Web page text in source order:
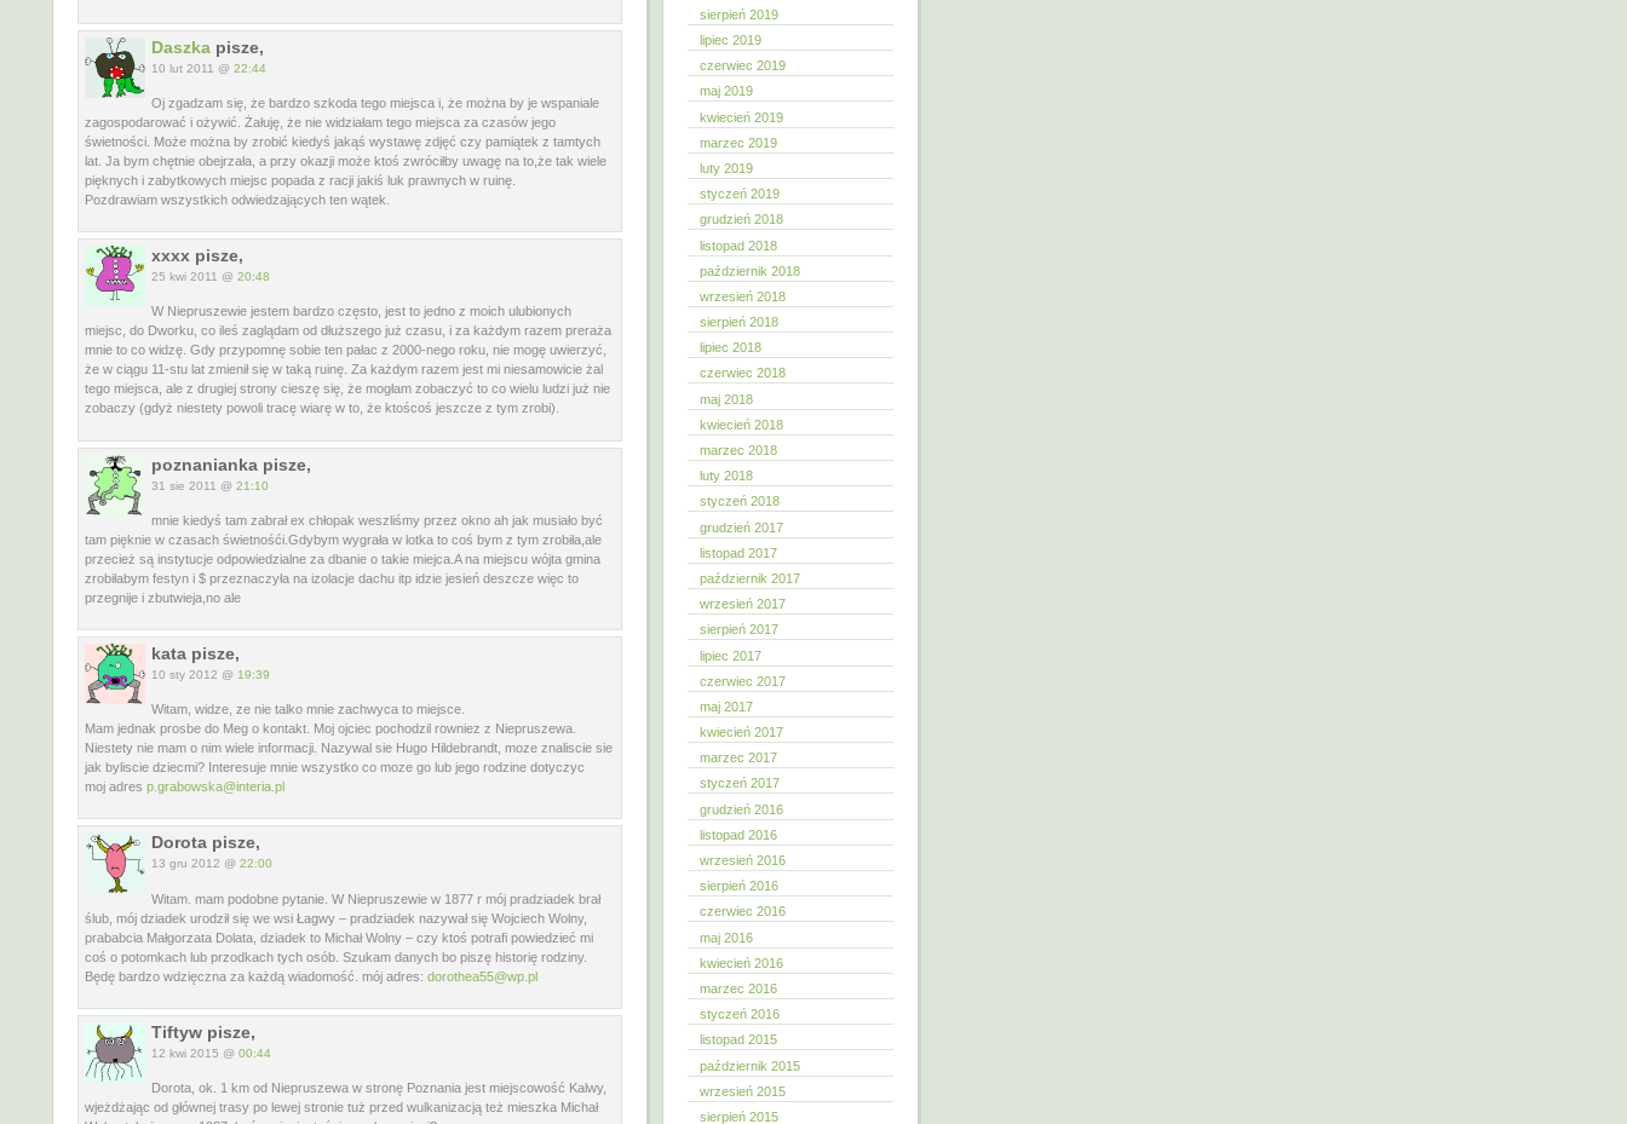
Daszka pisze,
10 lut 2011 @ 22:44
Oj zgadzam się, że bardzo szkoda tego miejsca i, że można by je wspaniale
zagospodarować i ożywić. Żałuję, że nie widziałam tego miejsca za czasów jego
świetności. Może można by zrobić kiedyś jakąś wystawę zdjęć czy pamiątek z tamtych
lat. Ja bym chętnie obejrzała, a przy okazji może ktoś zwróciłby uwagę na to,że tak wiele
pięknych i zabytkowych miejsc popada z racji jakiś luk prawnych w ruinę.
Pozdrawiam wszystkich odwiedzających ten wątek.
xxxx pisze,
25 kwi 2011 @ 20:48
W Niepruszewie jestem bardzo często, jest to jedno z moich ulubionych
miejsc, do Dworku, co ileś zaglądam od dłuższego już czasu, i za każdym razem preraża
mnie to co widzę. Gdy przypomnę sobie ten pałac z 2000-nego roku, nie mogę uwierzyć,
że w ciągu 11-stu lat zmienił się w taką ruinę. Za każdym razem jest mi niesamowicie żal
tego miejsca, ale z drugiej strony cieszę się, że mogłam zobaczyć to co wielu ludzi już nie
zobaczy (gdyż niestety powoli tracę wiarę w to, że ktoścoś jeszcze z tym zrobi).
poznanianka pisze,
31 sie 2011 @ 21:10
mnie kiedyś tam zabrał ex chłopak weszliśmy przez okno ah jak musiało być
tam pięknie w czasach świetnośći.Gdybym wygrała w lotka to coś bym z tym zrobiła,ale
przecież są instytucje odpowiedzialne za dbanie o takie miejca.A na miejscu wójta gmina
zrobiłabym festyn i $ przeznaczyła na izolacje dachu itp idzie jesień deszcze więc to
przegnije i zbutwieja,no ale
kata pisze,
10 sty 2012 @ 19:39
Witam, widze, ze nie talko mnie zachwyca to miejsce.
Mam jednak prosbe do Meg o kontakt. Moj ojciec pochodzil rowniez z Niepruszewa.
Niestety nie mam o nim wiele informacji. Nazywal sie Hugo Hildebrandt, moze znaliscie sie
jak byliscie dziecmi? Interesuje mnie wszystko co moze go lub jego rodzine dotyczyc
moj adres p.grabowska@interia.pl
Dorota pisze,
13 gru 2012 @ 22:00
Witam. mam podobne pytanie. W Niepruszewie w 1877 r mój pradziadek brał
ślub, mój dziadek urodził się we wsi Łagwy – pradziadek nazywał się Wojciech Wolny,
prababcia Małgorzata Dolata, dziadek to Michał Wolny – czy ktoś potrafi powiedzieć mi
coś o potomkach lub przodkach tych osób. Szukam danych bo piszę historię rodziny.
Będę bardzo wdzięczna za każdą wiadomość. mój adres: dorothea55@wp.pl
Tiftyw pisze,
12 kwi 2015 @ 00:44
Dorota, ok. 1 km od Niepruszewa w stronę Poznania jest miejscowość Kalwy,
wjeżdżając od głównej trasy po lewej stronie tuż przed wulkanizacją też mieszka Michał
sierpień 2019
lipiec 2019
czerwiec 2019
maj 2019
kwiecień 2019
marzec 2019
luty 2019
styczeń 2019
grudzień 2018
listopad 2018
październik 2018
wrzesień 2018
sierpień 2018
lipiec 2018
czerwiec 2018
maj 2018
kwiecień 2018
marzec 2018
luty 2018
styczeń 2018
grudzień 2017
listopad 2017
październik 2017
wrzesień 2017
sierpień 2017
lipiec 2017
czerwiec 2017
maj 2017
kwiecień 2017
marzec 2017
styczeń 2017
grudzień 2016
listopad 2016
wrzesień 2016
sierpień 2016
czerwiec 2016
maj 2016
kwiecień 2016
marzec 2016
styczeń 2016
listopad 2015
październik 2015
wrzesień 2015
sierpień 2015